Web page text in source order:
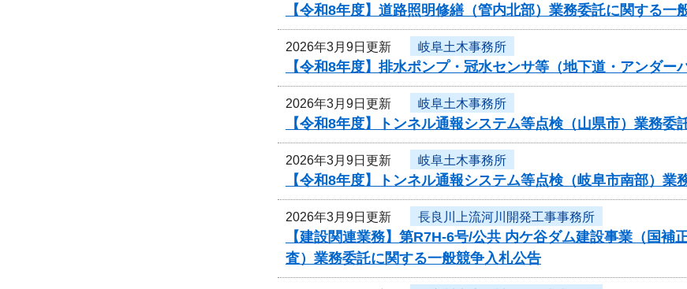
【令和8年度】道路照明修繕（管内北部）業務委託に関する一
2026年3月9日更新 岐阜土木事務所
【令和8年度】排水ポンプ・冠水センサ等（地下道・アンダ
2026年3月9日更新 岐阜土木事務所
【令和8年度】トンネル通報システム等点検（山県市）業務委
2026年3月9日更新 岐阜土木事務所
【令和8年度】トンネル通報システム等点検（岐阜市南部）
2026年3月9日更新 長良川上流河川開発工事事務所
【建設関連業務】第R7H-6号/公共 内ケ谷ダム建設事業（国
査）業務委託に関する一般競争入札公告